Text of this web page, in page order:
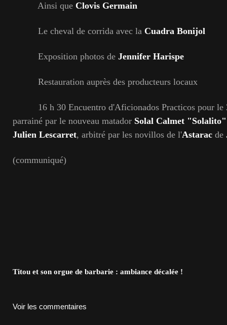
Ainsi que Clovis Germain
Le cheval de corrida avec la Cuadra Bonijol
Exposition photos de Jennifer Harispe
Restauration auprès des producteurs locaux
16 h 30 Encuentro d'Aficionados Practicos pour le
parrainé par le nouveau matador Solal Calmet
Julien Lescarret, arbitré par les novillos de l'Astarac de
(communiqué)
Titou et son orgue de barbarie : ambiance décalée !
Voir les commentaires